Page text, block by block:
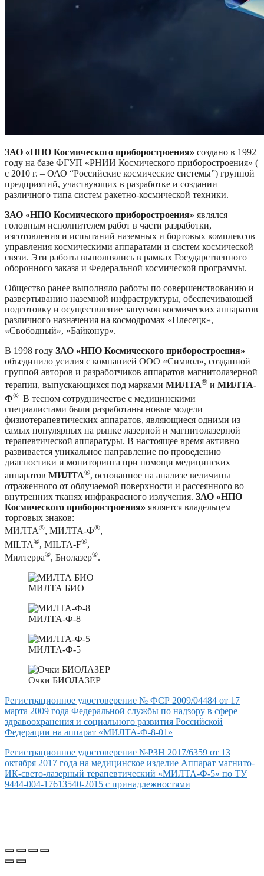
ЗАО «НПО Космического приборостроения» создано в 1992
году на базе ФГУП «РНИИ Космического приборостроения» (
с 2010 г. – ОАО “Российские космические системы”) группой
предприятий, участвующих в разработке и создании
различного типа систем ракетно-космической техники.
ЗАО «НПО Космического приборостроения» являлся
головным исполнителем работ в части разработки,
изготовления и испытаний наземных и бортовых комплексов
управления космическими аппаратами и систем космической
связи. Эти работы выполнялись в рамках Государственного
оборонного заказа и Федеральной космической программы.
Общество ранее выполняло работы по совершенствованию и
развертыванию наземной инфраструктуры, обеспечивающей
подготовку и осуществление запусков космических аппаратов
различного назначения на космодромах «Плесецк»,
«Свободный», «Байконур».
В 1998 году ЗАО «НПО Космического приборостроения»
объединило усилия с компанией ООО «Символ», созданной
группой авторов и разработчиков аппаратов магнитолазерной
терапии, выпускающихся под марками МИЛТА® и МИЛТА-
Ф® В тесном сотрудничестве с медицинскими
специалистами были разработаны новые модели
физиотерапевтических аппаратов, являющиеся одними из
самых популярных на рынке лазерной и магнитолазерной
терапевтической аппаратуры. В настоящее время активно
развивается уникальное направление по проведению
диагностики и мониторинга при помощи медицинских
аппаратов МИЛТА®, основанное на анализе величины
отраженного от облучаемой поверхности и рассеянного во
внутренних тканях инфракрасного излучения. ЗАО «НПО
Космического приборостроения» является владельцем
торговых знаков:
МИЛТА®, МИЛТА-Ф®,
MILTA®, MILTA-F®,
Милтерра®, Биолазер®.
МИЛТА БИО
МИЛТА-Ф-8
МИЛТА-Ф-5
Очки БИОЛАЗЕР
Регистрационное удостоверение № ФСР 2009/04484 от 17
марта 2009 года Федеральной службы по надзору в сфере
здравоохранения и социального развития Российской
Федерации на аппарат «МИЛТА-Ф-8-01»
Регистрационное удостоверение №РЗН 2017/6359 от 13
октября 2017 года на медицинское изделие Аппарат магнито-
ИК-свето-лазерный терапевтический «МИЛТА-Ф-5» по ТУ
9444-004-17613540-2015 с принадлежностями